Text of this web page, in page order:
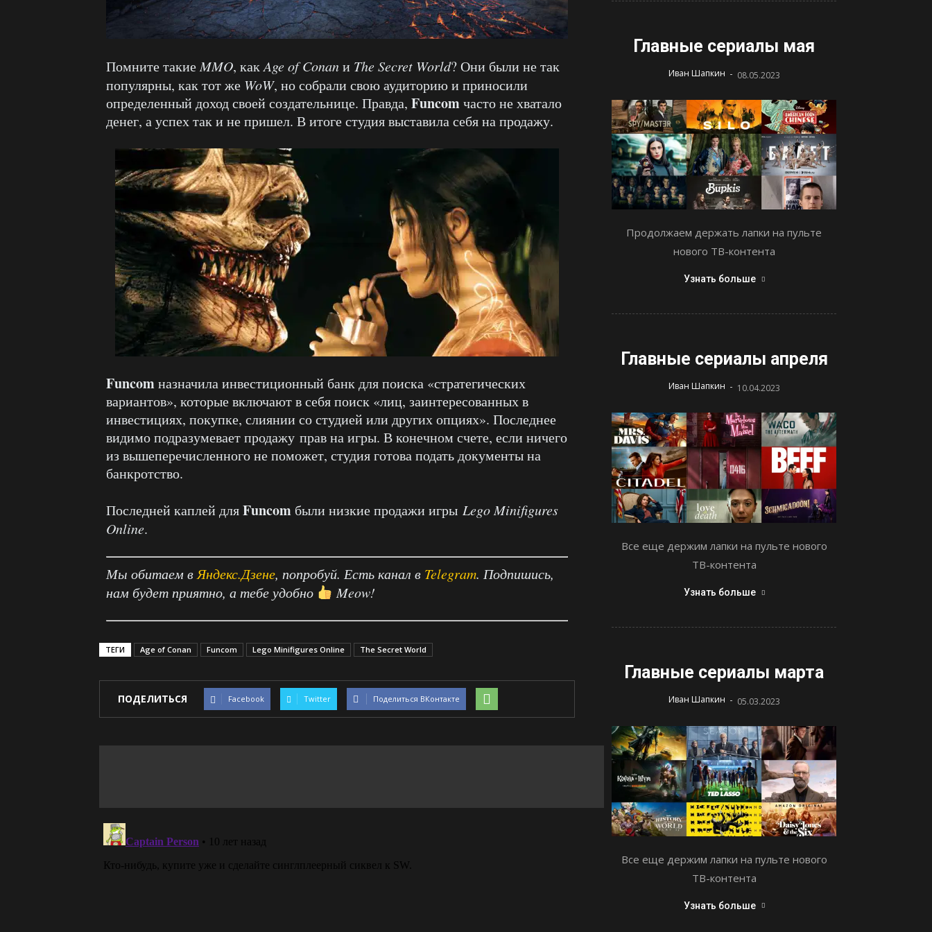
Помните такиеMMO, какAge of Conanи The Secret World? Они были не так
популярны, как тот же WoW, но собрали свою аудиторию и приносили
определенный доход своей создательнице. Правда, Funcomчасто не хватало
денег, а успех так и не пришел. В итоге студия выставила себя на продажу.
Funcomназначила инвестиционный банк для поиска «стратегических
вариантов», которые включают в себя поиск «лиц, заинтересованных в
инвестициях, покупке, слиянии со студией или других опциях». Последнее
видимо подразумевает продажу прав на игры. В конечном счете, если ничего
из вышеперечисленного не поможет, студия готова подать документы на
банкротство.
Последней каплей дляFuncom были низкие продажи игры Lego Minifigures
Online.
Мы обитаем в Яндекс.Дзене, попробуй. Есть канал в Telegram. Подпишись,
нам будет приятно, а тебе удобно
Meow!
ТЕГИ Age of Conan Funcom Lego Minifigures Online The Secret World
ПОДЕЛИТЬСЯ Facebook Twitter Поделиться ВКонтакте
Главные сериалы мая
Иван Шапкин - 08.05.2023
Продолжаем держать лапки на пульте
нового ТВ-контента
Узнать больше
Главные сериалы апреля
Иван Шапкин - 10.04.2023
Все еще держим лапки на пульте нового
ТВ-контента
Узнать больше
Главные сериалы марта
Иван Шапкин - 05.03.2023
Все еще держим лапки на пульте нового
ТВ-контента
Узнать больше